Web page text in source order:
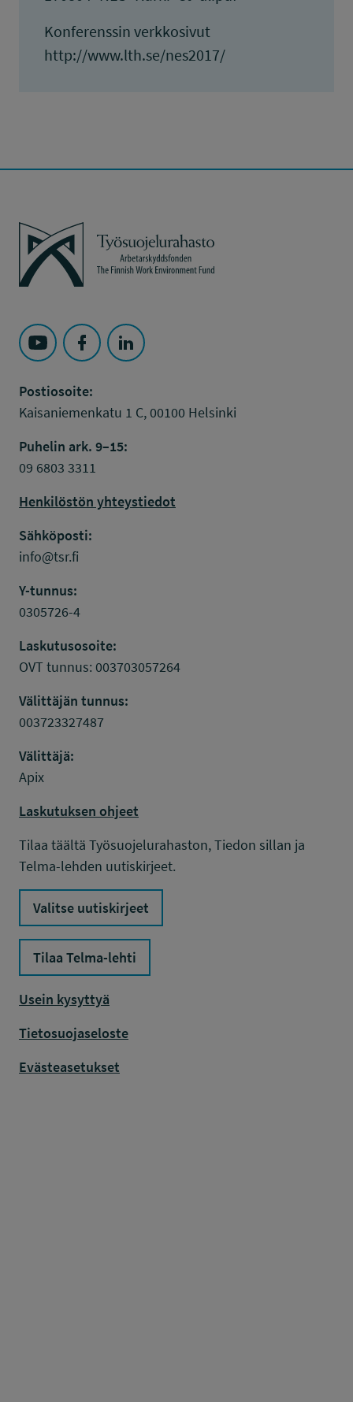
Konferenssin verkkosivut
http://www.lth.se/nes2017/
Työsuojelurahasto
Seuraa Työsuojelurahasto kohteessa: YouTube
Seuraa Työsuojelurahasto kohteessa:
Seuraa Työsuojelurahasto kohteessa:
Postiosoite:
Kaisaniemenkatu 1 C, 00100 Helsinki
Puhelin ark. 9–15:
09 6803 3311
Henkilöstön yhteystiedot
Sähköposti:
info@tsr.fi
Y-tunnus:
0305726-4
Laskutusosoite:
OVT tunnus: 003703057264
Välittäjän tunnus:
003723327487
Välittäjä:
Apix
Laskutuksen ohjeet
Tilaa täältä Työsuojelurahaston, Tiedon sillan ja
Telma-lehden uutiskirjeet.
Valitse uutiskirjeet
Tilaa Telma-lehti
Usein kysyttyä
Tietosuojaseloste
Evästeasetukset